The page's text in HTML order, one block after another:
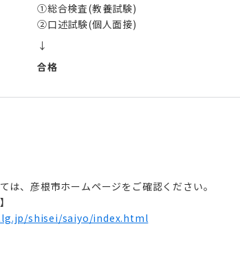
①総合検査(教養試験)
②口述試験(個人面接)
↓
合格
は、彦根市ホームページをご確認ください。
shisei/saiyo/index.html